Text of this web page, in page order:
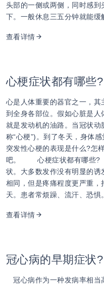
头部的一侧或两侧，同时感
下。一般休息三五分钟就能缓
查看详情
心梗症状都有哪些?
心是人体重要的器官之一，
到全身各部位。假如心脏是
就是发动机的油路。当冠状
称“心梗”)。到了冬天，身体
突发性心梗的表现是什么?怎
吧。 心梗症状都有哪
状。大多数发作没有明显的
相同，但是疼痛程度更严重
天。患者常烦躁、流汗、恐惧
查看详情
冠心病的早期症状?
冠心病作为一种发病率相当